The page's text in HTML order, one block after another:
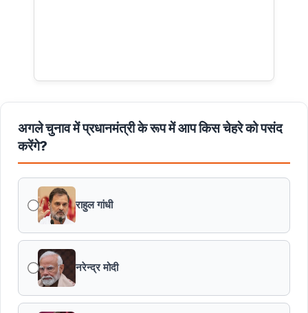
अगले चुनाव में प्रधानमंत्री के रूप में आप किस चेहरे को पसंद
करेंगे?
राहुल गांधी
नरेन्द्र मोदी